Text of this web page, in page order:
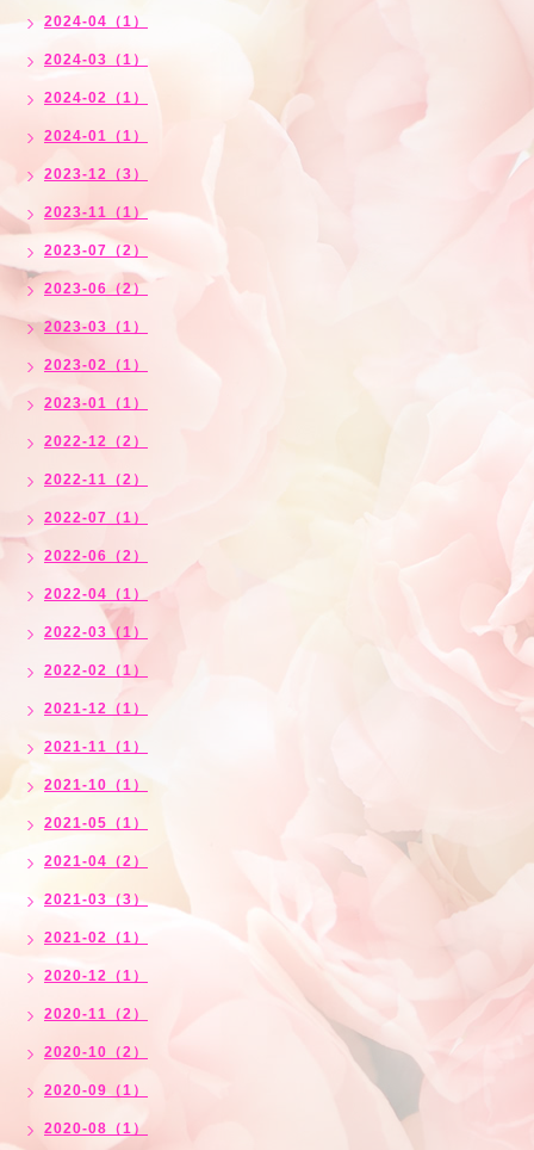
2024-04（1）
2024-03（1）
2024-02（1）
2024-01（1）
2023-12（3）
2023-11（1）
2023-07（2）
2023-06（2）
2023-03（1）
2023-02（1）
2023-01（1）
2022-12（2）
2022-11（2）
2022-07（1）
2022-06（2）
2022-04（1）
2022-03（1）
2022-02（1）
2021-12（1）
2021-11（1）
2021-10（1）
2021-05（1）
2021-04（2）
2021-03（3）
2021-02（1）
2020-12（1）
2020-11（2）
2020-10（2）
2020-09（1）
2020-08（1）